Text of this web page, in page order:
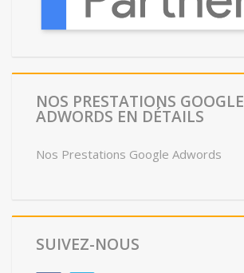
NOS PRESTATIONS GOOGLE
ADWORDS EN DÉTAILS
Nos Prestations Google Adwords
SUIVEZ-NOUS